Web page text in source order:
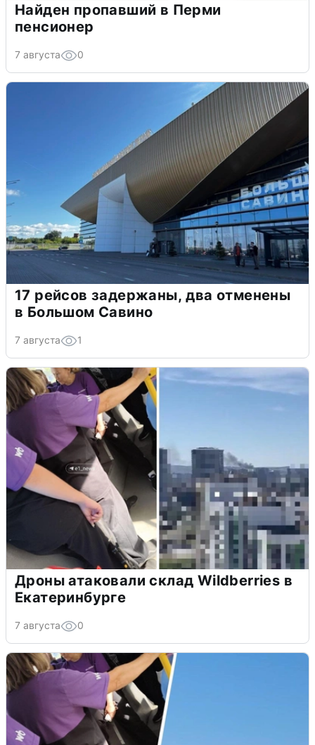
Найден пропавший в Перми
пенсионер
7 августа 0
17 рейсов задержаны, два отменены
в Большом Савино
7 августа 1
Дроны атаковали склад Wildberries в
Екатеринбурге
7 августа 0